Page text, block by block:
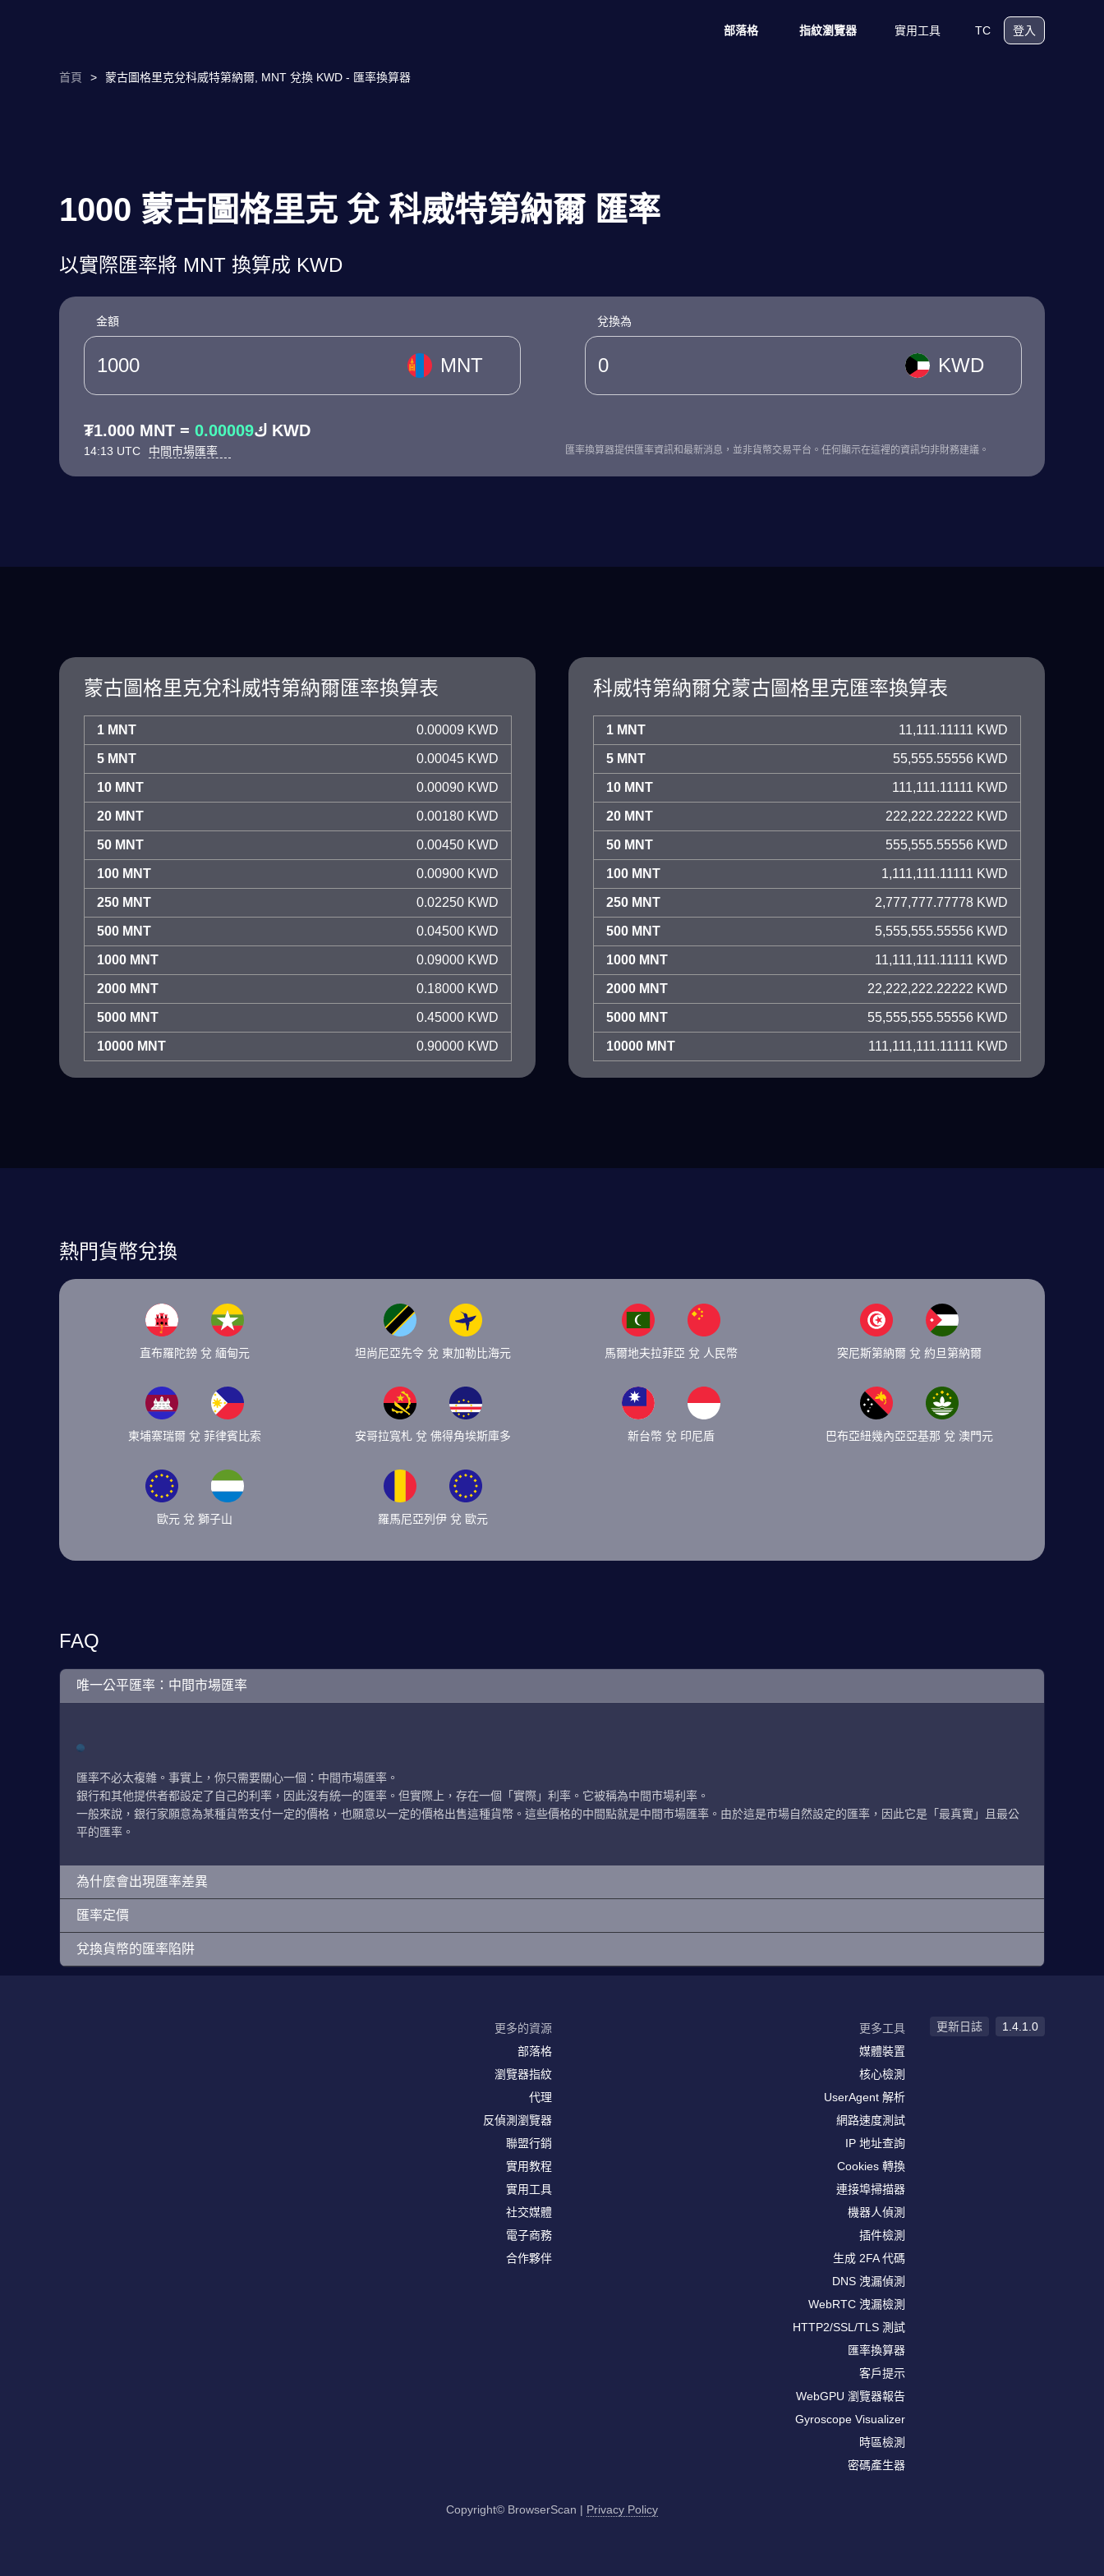
部落格 指紋瀏覽器 實用工具 TC 登入
首頁 > 蒙古圖格里克兌科威特第納爾, MNT 兌換 KWD - 匯率換算器
1000 蒙古圖格里克 兌 科威特第納爾 匯率
以實際匯率將 MNT 換算成 KWD
金額
MNT
兌換為
KWD
₮1.000 MNT = ك0.00009 KWD
14:13 UTC 中間市場匯率 匯率換算器提供匯率資訊和最新消息，並非貨幣交易平台。任何顯示在這裡的資訊均非財務建議。
蒙古圖格里克兌科威特第納爾匯率換算表
1 MNT 0.00009 KWD
5 MNT 0.00045 KWD
10 MNT 0.00090 KWD
20 MNT 0.00180 KWD
50 MNT 0.00450 KWD
100 MNT 0.00900 KWD
250 MNT 0.02250 KWD
500 MNT 0.04500 KWD
1000 MNT 0.09000 KWD
2000 MNT 0.18000 KWD
5000 MNT 0.45000 KWD
10000 MNT 0.90000 KWD
科威特第納爾兌蒙古圖格里克匯率換算表
1 MNT 11,111.11111 KWD
5 MNT 55,555.55556 KWD
10 MNT 111,111.11111 KWD
20 MNT 222,222.22222 KWD
50 MNT 555,555.55556 KWD
100 MNT 1,111,111.11111 KWD
250 MNT 2,777,777.77778 KWD
500 MNT 5,555,555.55556 KWD
1000 MNT 11,111,111.11111 KWD
2000 MNT 22,222,222.22222 KWD
5000 MNT 55,555,555.55556 KWD
10000 MNT 111,111,111.11111 KWD
熱門貨幣兌換
直布羅陀鎊 兌 緬甸元 坦尚尼亞先令 兌 東加勒比海元 馬爾地夫拉菲亞 兌 人民幣 突尼斯第納爾 兌 約旦第納爾
柬埔寨瑞爾 兌 菲律賓比索 安哥拉寬札 兌 佛得角埃斯庫多 新台幣 兌 印尼盾 巴布亞紐幾內亞亞基那 兌 澳門元
歐元 兌 獅子山 羅馬尼亞列伊 兌 歐元
FAQ
唯一公平匯率：中間市場匯率
匯率不必太複雜。事實上，你只需要關心一個：中間市場匯率。
銀行和其他提供者都設定了自己的利率，因此沒有統一的匯率。但實際上，存在一個「實際」利率。它被稱為中間市場利率。
一般來說，銀行家願意為某種貨幣支付一定的價格，也願意以一定的價格出售這種貨幣。這些價格的中間點就是中間市場匯率。由於這是市場自然設定的匯率，因此它是「最真實」且最公
平的匯率。
為什麼會出現匯率差異
匯率定價
兌換貨幣的匯率陷阱
更多的資源
部落格
瀏覽器指紋
代理
反偵測瀏覽器
聯盟行銷
實用教程
實用工具
社交媒體
電子商務
合作夥伴
更多工具
媒體裝置
核心檢測
UserAgent 解析
網路速度測試
IP 地址查詢
Cookies 轉換
連接埠掃描器
機器人偵測
插件檢測
生成 2FA 代碼
DNS 洩漏偵測
WebRTC 洩漏檢測
HTTP2/SSL/TLS 測試
匯率換算器
客戶提示
WebGPU 瀏覽器報告
Gyroscope Visualizer
時區檢測
密碼產生器
更新日誌 1.4.1.0
Copyright© BrowserScan | Privacy Policy